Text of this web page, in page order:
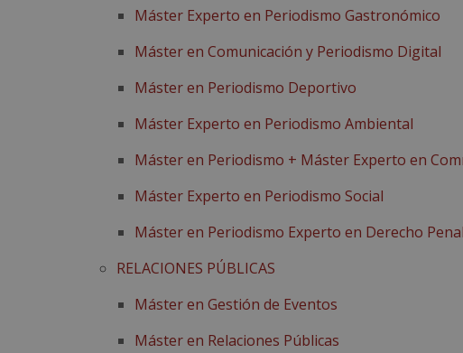
Máster Experto en Periodismo Gastronómico
Máster en Comunicación y Periodismo Digital
Máster en Periodismo Deportivo
Máster Experto en Periodismo Ambiental
Máster en Periodismo + Máster Experto en
Máster Experto en Periodismo Social
Máster en Periodismo Experto en Derecho Penal
RELACIONES PÚBLICAS
Máster en Gestión de Eventos
Máster en Relaciones Públicas